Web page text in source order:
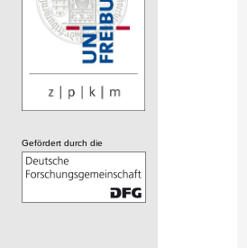
Gefördert durch die